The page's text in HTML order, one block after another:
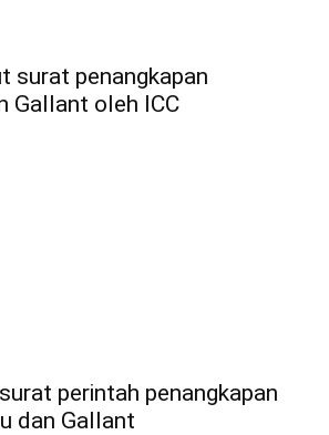
surat penangkapan
Gallant oleh ICC
perintah penangkapan
dan Gallant